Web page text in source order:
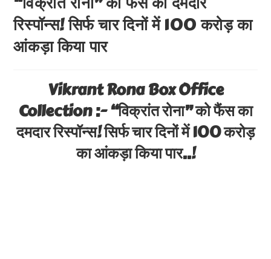
रिस्पॉन्स! सिर्फ चार दिनों में 100 करोड़ का
आंकड़ा किया पार
Vikrant Rona Box Office
Collection :- “विक्रांत रोना” को फैंस का
दमदार रिस्पॉन्स! सिर्फ चार दिनों में 100 करोड़
का आंकड़ा किया पार..!